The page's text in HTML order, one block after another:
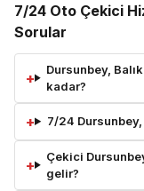
7/24 Oto Çekici
Sorular
Dursunbey,
kadar?
7/24
Çekici
gelir?